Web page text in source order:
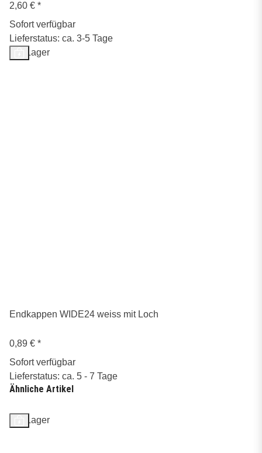
2,60 € *
Sofort verfügbar
Lieferstatus: ca. 3-5 Tage
Auf Lager
Endkappen WIDE24 weiss mit Loch
0,89 € *
Sofort verfügbar
Lieferstatus: ca. 5 - 7 Tage
Ähnliche Artikel
Auf Lager